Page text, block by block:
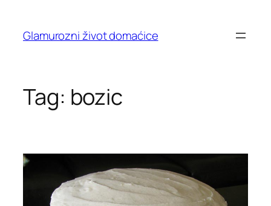
content
Glamurozni život domaćice
Tag: bozic